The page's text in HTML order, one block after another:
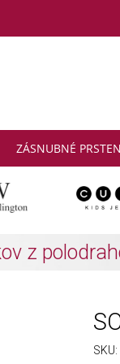
ZÁSNUBNÉ
a ušetrite
SKU: